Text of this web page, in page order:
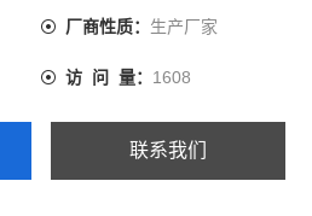
厂商性质： 生产厂家
访 问 量： 1608
联系我们